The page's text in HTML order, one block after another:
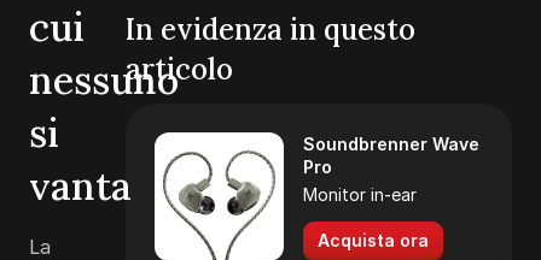
In evidenza in questo
articolo
Soundbrenner Wave
Pro
Monitor in-ear
Acquista ora
cui
nessuno
si
vanta
La